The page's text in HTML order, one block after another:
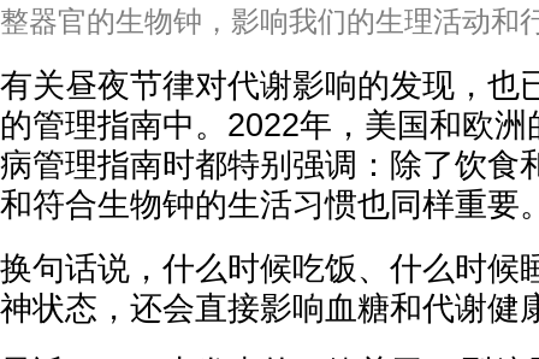
整器官的生物钟，影响我们的生理活动和
有关昼夜节律对代谢影响的发现，也
的管理指南中。2022年，美国和欧
病管理指南时都特别强调：除了饮食
和符合生物钟的生活习惯也同样重要
换句话说，什么时候吃饭、什么时候
神状态，还会直接影响血糖和代谢健